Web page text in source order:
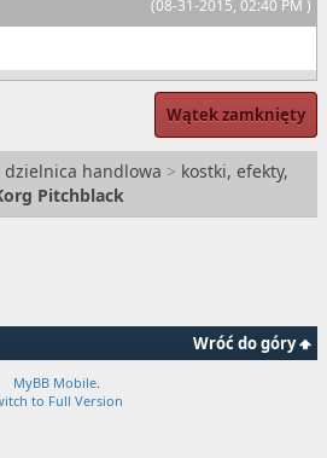
(08-31-2015, 02:40 PM )
Wątek zamknięty
dzielnica handlowa > kostki, efekty,
Pitchblack
Wróć do góry
MyBB Mobile
to Full Version